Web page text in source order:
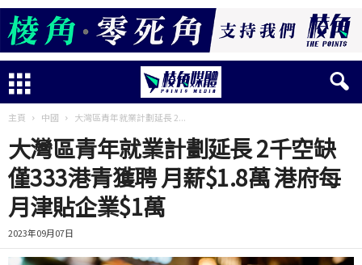
主頁 中國 大灣區青年就業計劃延長 2...
大灣區青年就業計劃延長 2千空缺
僅333港青獲聘 月薪$1.8萬 港府每
月津貼企業$1萬
2023年09月07日